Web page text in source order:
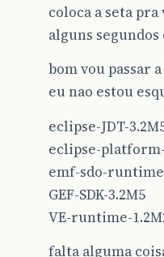
coloca a seta
alguns
bom vou passar
eu nao estou
eclipse-JDT-
eclipse-
emf-sdo-
GEF-SDK-3.2M5
VE-runtime-
falta alguma